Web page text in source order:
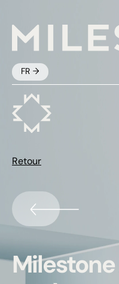
FR
Retour
Milestone